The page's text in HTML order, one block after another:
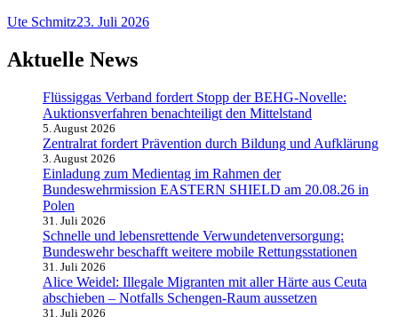
Ute Schmitz23. Juli 2026
Aktuelle News
Flüssiggas Verband fordert Stopp der BEHG-Novelle:
Auktionsverfahren benachteiligt den Mittelstand
5. August 2026
Zentralrat fordert Prävention durch Bildung und Aufklärung
3. August 2026
Einladung zum Medientag im Rahmen der
Bundeswehrmission EASTERN SHIELD am 20.08.26 in
Polen
31. Juli 2026
Schnelle und lebensrettende Verwundetenversorgung:
Bundeswehr beschafft weitere mobile Rettungsstationen
31. Juli 2026
Alice Weidel: Illegale Migranten mit aller Härte aus Ceuta
abschieben – Notfalls Schengen-Raum aussetzen
31. Juli 2026